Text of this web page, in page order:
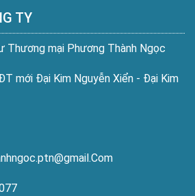
TY
Thương mại Phương Thành Ngọc
mới Đại Kim Nguyễn Xiển - Đại Kim